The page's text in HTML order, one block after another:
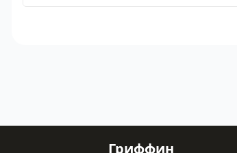
Гриффин